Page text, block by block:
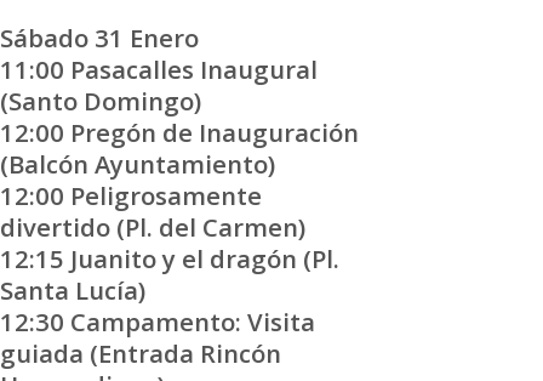
Sábado 31 Enero
11:00 Pasacalles Inaugural
(Santo Domingo)
12:00 Pregón de Inauguración
(Balcón Ayuntamiento)
12:00 Peligrosamente
divertido (Pl. del Carmen)
12:15 Juanito y el dragón (Pl.
Santa Lucía)
12:30 Campamento: Visita
guiada (Entrada Rincón